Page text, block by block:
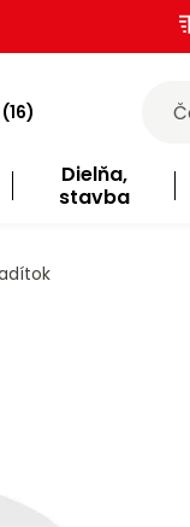
Dielňa,
stavba